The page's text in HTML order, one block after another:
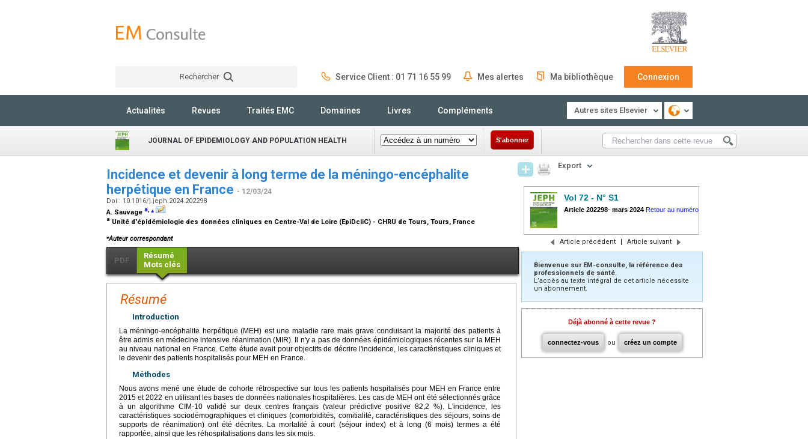
Rechercher Service Client : 01 71 16 55 99 Mes alertes Ma bibliothèque Connexion
Actualités Revues Traités EMC Domaines Livres Compléments Autres sites Elsevier
JOURNAL OF EPIDEMIOLOGY AND POPULATION HEALTH S'abonner
Incidence et devenir à long terme de la méningo-encéphalite
herpétique en France - 12/03/24
Doi : 10.1016/j.jeph.2024.202298
A. Sauvage a,⁎
a Unité d'épidémiologie des données cliniques en Centre-Val de Loire (EpiDcliC) - CHRU de Tours, Tours, France
⁎Auteur correspondant
PDF
Résumé
Mots clés
Résumé
Introduction
La méningo-encéphalite herpétique (MEH) est une maladie rare mais grave conduisant la majorité des patients à
être admis en médecine intensive réanimation (MIR). Il n'y a pas de données épidémiologiques récentes sur la MEH
au niveau national en France. Cette étude avait pour objectifs de décrire l'incidence, les caractéristiques cliniques et
le devenir des patients hospitalisés pour MEH en France.
Méthodes
Nous avons mené une étude de cohorte rétrospective sur tous les patients hospitalisés pour MEH en France entre
2015 et 2022 en utilisant les bases de données nationales hospitalières. Les cas de MEH ont été sélectionnés grâce
à un algorithme CIM-10 validé sur deux centres français (valeur prédictive positive 82,2 %). L'incidence, les
caractéristiques sociodémographiques et cliniques (comorbidités, comitialité, caractéristiques des séjours, soins de
supports de réanimation) ont été décrites. La mortalité à court (séjour index) et à long (6 mois) termes a été
rapportée, ainsi que les réhospitalisations dans les six mois.
Export
Vol 72 - N° S1
Article 202298- mars 2024 Retour au numéro
Article précédent | Article suivant
Bienvenue sur EM-consulte, la référence des
professionnels de santé.
L’accès au texte intégral de cet article nécessite
un abonnement.
Déjà abonné à cette revue ?
connectez-vous ou créez un compte